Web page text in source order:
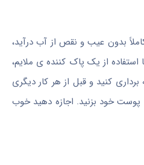
بدون عیب و نقص از آب درآید،
استفاده از یک پاک کننده ی ملایم،
کنید و قبل از هر کار دیگری
خود بزنید. اجازه دهید خوب